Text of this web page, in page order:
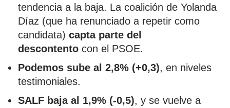
tendencia a la baja. La coalición de Yolanda
Díaz (que ha renunciado a repetir como
candidata) capta parte del
descontento con el PSOE.
Podemos sube al 2,8% (+0,3), en niveles
testimoniales.
SALF baja al 1,9% (-0,5), y se vuelve a